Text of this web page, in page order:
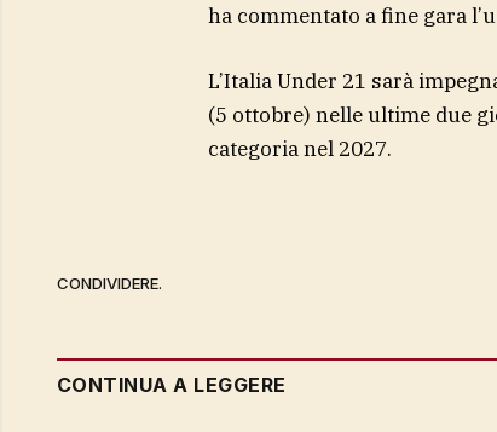
ha commentato a fine gara
L’Italia Under 21 sarà
(5 ottobre) nelle ultime due
categoria nel 2027.
CONDIVIDERE.
CONTINUA A LEGGERE